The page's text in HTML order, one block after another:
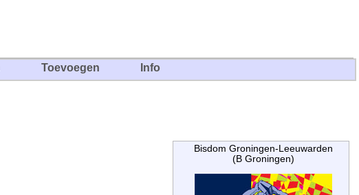
Toevoegen Info
Bisdom Groningen-Leeuwarden
(B Groningen)